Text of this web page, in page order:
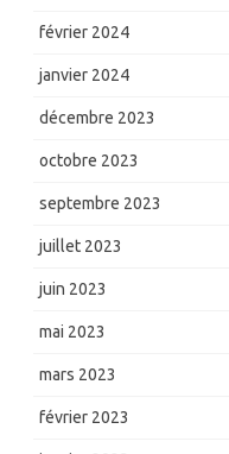
février 2024
janvier 2024
décembre 2023
octobre 2023
septembre 2023
juillet 2023
juin 2023
mai 2023
mars 2023
février 2023